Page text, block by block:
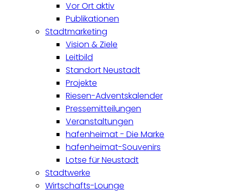
Vor Ort aktiv
Publikationen
Stadtmarketing
Vision & Ziele
Leitbild
Standort Neustadt
Projekte
Riesen-Adventskalender
Pressemitteilungen
Veranstaltungen
hafenheimat - Die Marke
hafenheimat-Souvenirs
Lotse für Neustadt
Stadtwerke
Wirtschafts-Lounge